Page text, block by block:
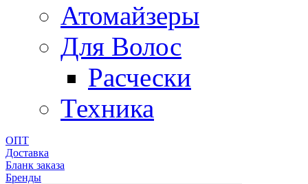
Атомайзеры
Для Волос
Расчески
Техника
ОПТ
Доставка
Бланк заказа
Бренды